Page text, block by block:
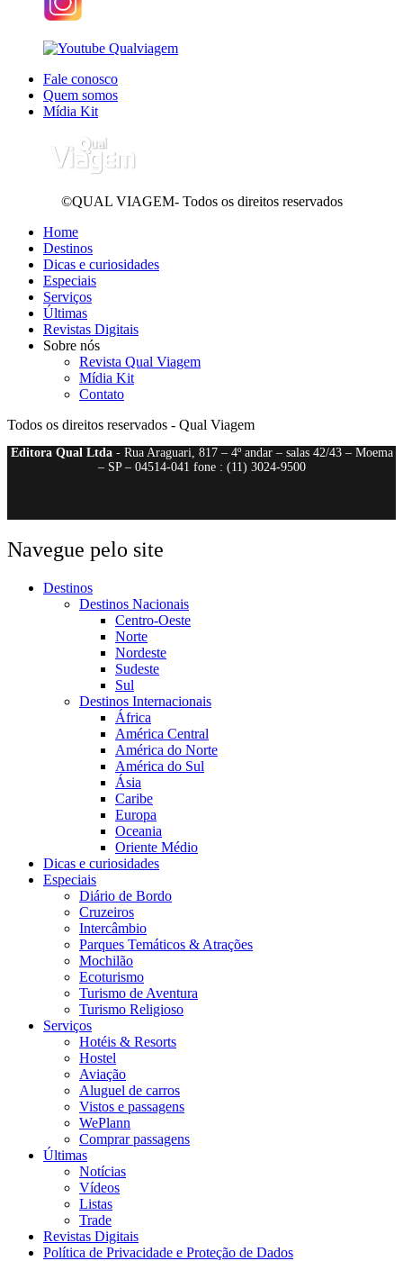
Fale conosco
Quem somos
Mídia Kit
©QUAL VIAGEM- Todos os direitos reservados
Home
Destinos
Dicas e curiosidades
Especiais
Serviços
Últimas
Revistas Digitais
Sobre nós
Revista Qual Viagem
Mídia Kit
Contato
Todos os direitos reservados - Qual Viagem
Editora Qual Ltda- Rua Araguari, 817 – 4º andar – salas 42/43 – Moema
– SP – 04514-041 fone : (11) 3024-9500
Navegue pelo site
Destinos
Destinos Nacionais
Centro-Oeste
Norte
Nordeste
Sudeste
Sul
Destinos Internacionais
África
América Central
América do Norte
América do Sul
Ásia
Caribe
Europa
Oceania
Oriente Médio
Dicas e curiosidades
Especiais
Diário de Bordo
Cruzeiros
Intercâmbio
Parques Temáticos & Atrações
Mochilão
Ecoturismo
Turismo de Aventura
Turismo Religioso
Serviços
Hotéis & Resorts
Hostel
Aviação
Aluguel de carros
Vistos e passagens
WePlann
Comprar passagens
Últimas
Notícias
Vídeos
Listas
Trade
Revistas Digitais
Política de Privacidade e Proteção de Dados